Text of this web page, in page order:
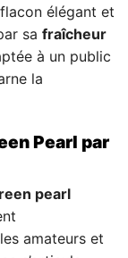
élégant et
sa fraîcheur
à un public
la
Pearl par
pearl
amateurs et